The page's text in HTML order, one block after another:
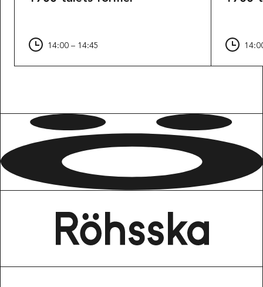
14:00 – 14:45